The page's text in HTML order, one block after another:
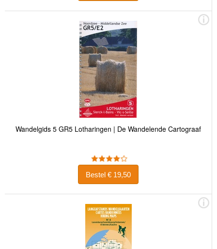
Wandelgids 5 GR5 Lotharingen | De Wandelende Cartograaf
Bestel € 19,50